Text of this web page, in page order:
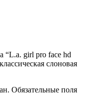
“L.a. girl pro face hd
слоновая
Обязательные поля